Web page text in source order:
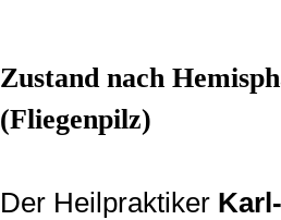
Zustand nach
(Fliegenpilz)
Der Heilpraktiker